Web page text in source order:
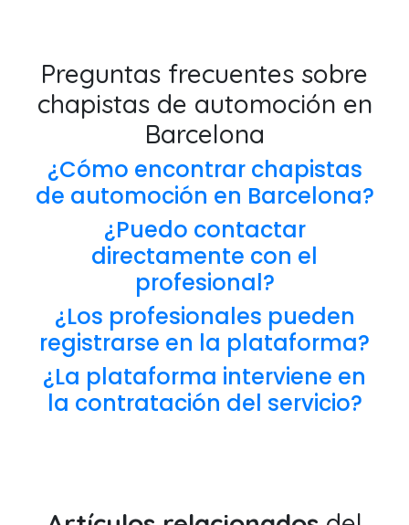
Preguntas frecuentes sobre
chapistas de automoción en
Barcelona
¿Cómo encontrar chapistas
de automoción en Barcelona?
¿Puedo contactar
directamente con el
profesional?
¿Los profesionales pueden
registrarse en la plataforma?
¿La plataforma interviene en
la contratación del servicio?